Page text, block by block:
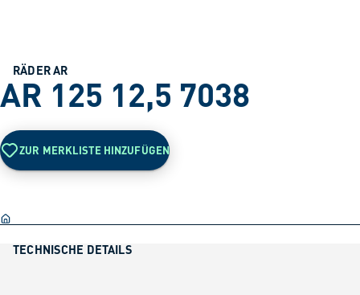
RÄDER AR
AR 125 12,5 7038
ZUR MERKLISTE HINZUFÜGEN
TECHNISCHE DETAILS